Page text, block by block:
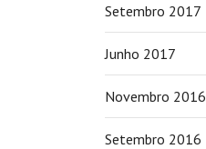
Setembro 2017
Junho 2017
Novembro 2016
Setembro 2016